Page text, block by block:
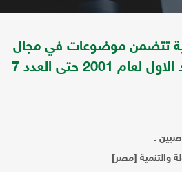
تتضمن موضوعات في مجال
التربية ابتداء من العدد الاول لعام 2001 حتى العدد 7
.
والتنمية [مصر]